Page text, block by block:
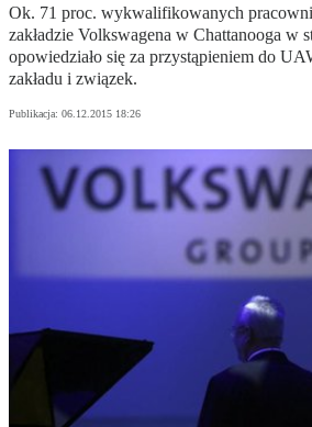
Ok. 71 proc. wykwalifikowanych
zakładzie Volkswagena w Chattanooga w
opowiedziało się za przystąpieniem do
zakładu i związek.
Publikacja: 06.12.2015 18:26